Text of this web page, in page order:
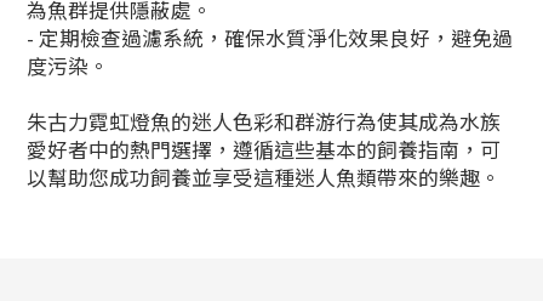
為魚群提供隱蔽處。
- 定期檢查過濾系統，確保水質淨化效果良好，避免過
度污染。
朱古力霓虹燈魚的迷人色彩和群游行為使其成為水族
愛好者中的熱門選擇，遵循這些基本的飼養指南，可
以幫助您成功飼養並享受這種迷人魚類帶來的樂趣。